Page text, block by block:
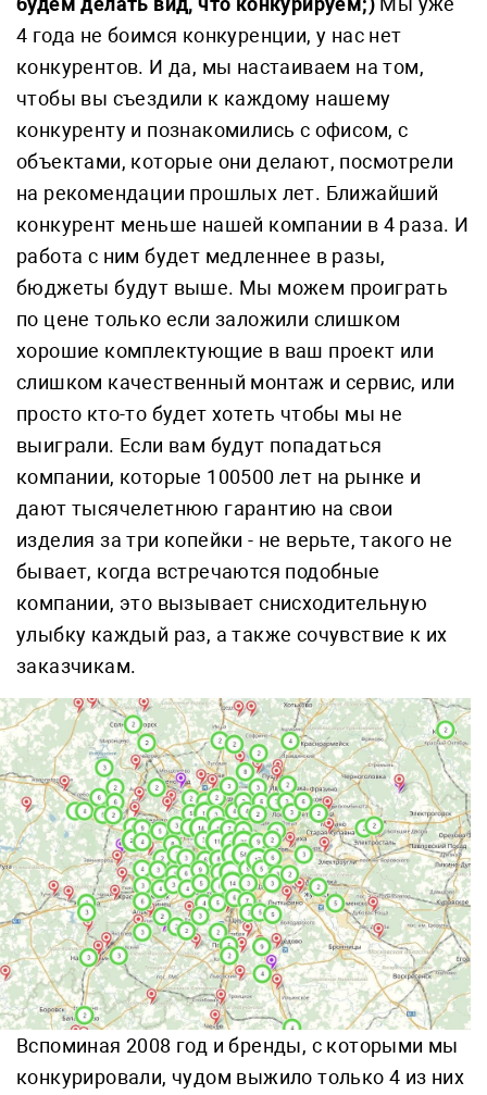
4 года не боимся конкуренции, у нас нет
конкурентов. И да, мы настаиваем на том,
чтобы вы съездили к каждому нашему
конкуренту и познакомились с офисом, с
объектами, которые они делают, посмотрели
на рекомендации прошлых лет. Ближайший
конкурент меньше нашей компании в 4 раза. И
работа с ним будет медленнее в разы,
бюджеты будут выше. Мы можем проиграть
по цене только если заложили слишком
хорошие комплектующие в ваш проект или
слишком качественный монтаж и сервис, или
просто кто-то будет хотеть чтобы мы не
выиграли. Если вам будут попадаться
компании, которые 100500 лет на рынке и
дают тысячелетнюю гарантию на свои
изделия за три копейки - не верьте, такого не
бывает, когда встречаются подобные
компании, это вызывает снисходительную
улыбку каждый раз, а также сочувствие к их
заказчикам.
Вспоминая 2008 год и бренды, с которыми мы
конкурировали, чудом выжило только 4 из них